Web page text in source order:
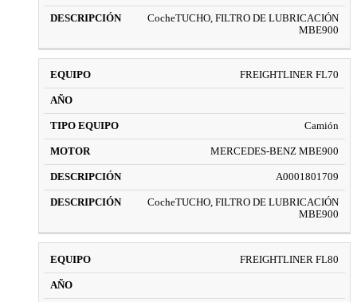
CocheTUCHO, FILTRO DE LUBRICACIÓN
MBE900
FREIGHTLINER FL70
Camión
MERCEDES-BENZ MBE900
A0001801709
CocheTUCHO, FILTRO DE LUBRICACIÓN
MBE900
FREIGHTLINER FL80